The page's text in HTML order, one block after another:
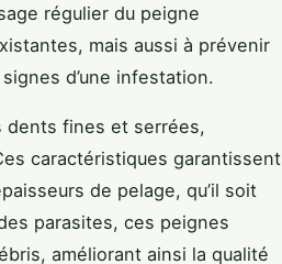
régulier du peigne
mais aussi à prévenir
d’une infestation.
dents fines et serrées,
caractéristiques garantissent
de pelage, qu’il soit
parasites, ces peignes
améliorant ainsi la qualité